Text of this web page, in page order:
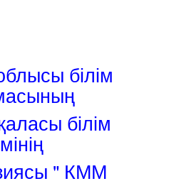
білім
білім
" КММ